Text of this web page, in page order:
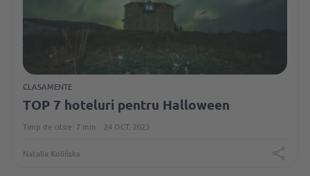
CLASAMENTE
TOP 7 hoteluri pentru Halloween
Timp de citire: 7 min 24 OCT. 2023
Natalia Kolińska